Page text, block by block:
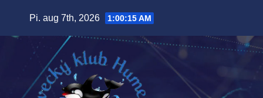
Pi. aug 7th, 2026 1:00:16 AM